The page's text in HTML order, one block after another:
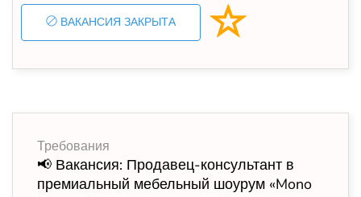
ВАКАНСИЯ ЗАКРЫТА
Требования
📢 Вакансия: Продавец-консультант в
премиальный мебельный шоурум «Mono